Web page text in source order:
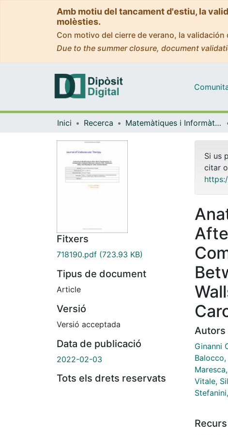
Amb motiu del tancament d'estiu, la
molèsties.
Con motivo del cierre de verano, la
Due to the summer closure, document
Inici Recerca Matemàtiques i Informàtica
Fitxers
718190.pdf (723.93 KB)
Tipus de document
Article
Versió
Versió acceptada
Data de publicació
2022-02-03
Tots els drets reservats
Si us
citar
Autors
Ginanni
Vitale,